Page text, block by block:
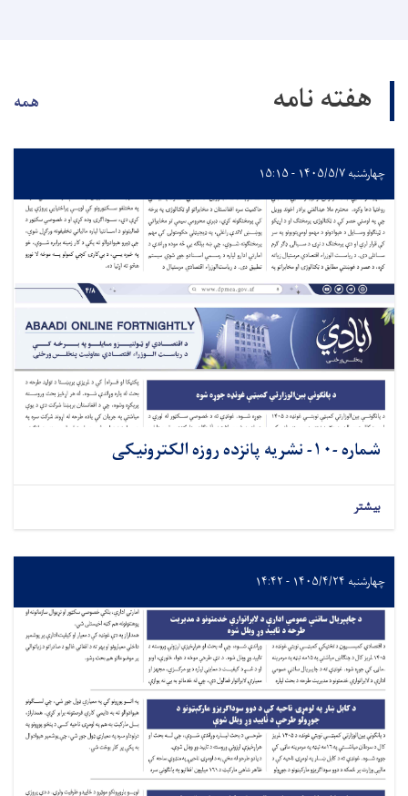
هفته نامه همه
چهارشنبه ۱۴۰۵/۵/۷ - ۱۵:۱۵
شماره -۱۰- نشريه پانزده روزه الکترونیکی
بیشتر
چهارشنبه ۱۴۰۵/۴/۲۴ - ۱۴:۴۲